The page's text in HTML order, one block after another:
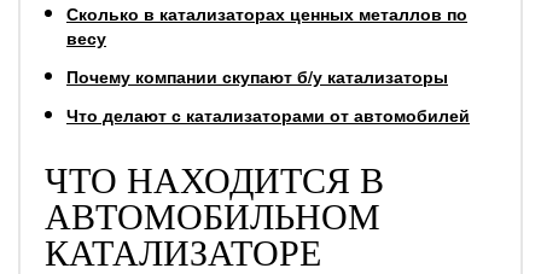
Сколько в катализаторах ценных металлов по
весу
Почему компании скупают б/у катализаторы
Что делают с катализаторами от автомобилей
ЧТО НАХОДИТСЯ В
АВТОМОБИЛЬНОМ
КАТАЛИЗАТОРЕ